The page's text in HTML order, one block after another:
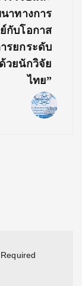
าทางการ
กับโอกาส
รยกระดับ
ด้วยนักวิจัย
ไทย”
Required